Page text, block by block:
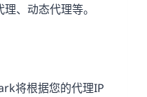
、动态代理等。
将根据您的代理IP